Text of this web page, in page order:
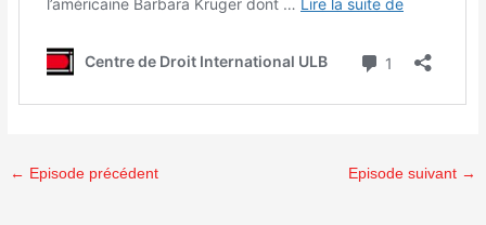
← Episode précédent Episode suivant →